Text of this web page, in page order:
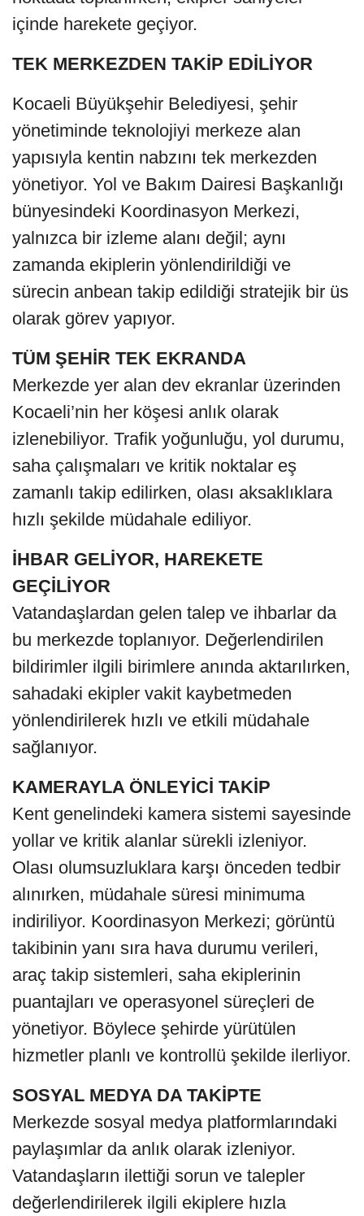
içinde harekete geçiyor.
TEK MERKEZDEN TAKİP EDİLİYOR
Kocaeli Büyükşehir Belediyesi, şehir
yönetiminde teknolojiyi merkeze alan
yapısıyla kentin nabzını tek merkezden
yönetiyor. Yol ve Bakım Dairesi Başkanlığı
bünyesindeki Koordinasyon Merkezi,
yalnızca bir izleme alanı değil; aynı
zamanda ekiplerin yönlendirildiği ve
sürecin anbean takip edildiği stratejik bir üs
olarak görev yapıyor.
TÜM ŞEHİR TEK EKRANDA
Merkezde yer alan dev ekranlar üzerinden
Kocaeli’nin her köşesi anlık olarak
izlenebiliyor. Trafik yoğunluğu, yol durumu,
saha çalışmaları ve kritik noktalar eş
zamanlı takip edilirken, olası aksaklıklara
hızlı şekilde müdahale ediliyor.
İHBAR GELİYOR, HAREKETE
GEÇİLİYOR
Vatandaşlardan gelen talep ve ihbarlar da
bu merkezde toplanıyor. Değerlendirilen
bildirimler ilgili birimlere anında aktarılırken,
sahadaki ekipler vakit kaybetmeden
yönlendirilerek hızlı ve etkili müdahale
sağlanıyor.
KAMERAYLA ÖNLEYİCİ TAKİP
Kent genelindeki kamera sistemi sayesinde
yollar ve kritik alanlar sürekli izleniyor.
Olası olumsuzluklara karşı önceden tedbir
alınırken, müdahale süresi minimuma
indiriliyor. Koordinasyon Merkezi; görüntü
takibinin yanı sıra hava durumu verileri,
araç takip sistemleri, saha ekiplerinin
puantajları ve operasyonel süreçleri de
yönetiyor. Böylece şehirde yürütülen
hizmetler planlı ve kontrollü şekilde ilerliyor.
SOSYAL MEDYA DA TAKİPTE
Merkezde sosyal medya platformlarındaki
paylaşımlar da anlık olarak izleniyor.
Vatandaşların ilettiği sorun ve talepler
değerlendirilerek ilgili ekiplere hızla